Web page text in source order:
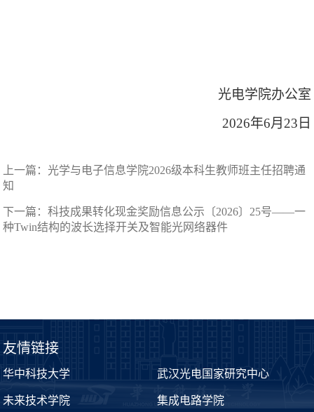
光电学院办公室
2026年6月23日
上一篇： 光学与电子信息学院2026级本科生教师班主任招聘通
知
下一篇：科技成果转化现金奖励信息公示〔2026〕25号——一
种Twin结构的波长选择开关及智能光网络器件
友情链接
华中科技大学 武汉光电国家研究中心
未来技术学院 集成电路学院